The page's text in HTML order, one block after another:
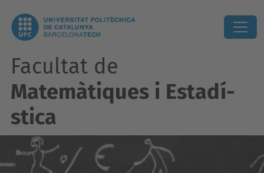
Facultat de
Matemàtiques i Estadí­
stica